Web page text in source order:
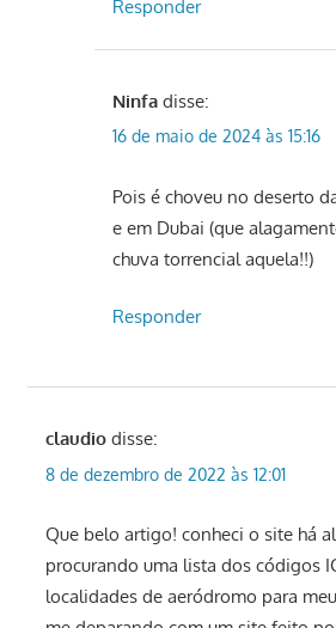
Responder
Ninfa disse:
16 de maio de 2024 às 15:16
Pois é choveu no deserto
e em Dubai (que
chuva torrencial aquela!!)
Responder
claudio disse:
8 de dezembro de 2022 às 12:01
Que belo artigo! conheci o site há
procurando uma lista dos códigos
localidades de aeródromo para